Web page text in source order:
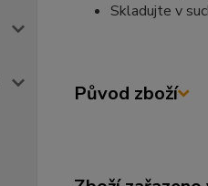
Skladujte v
Původ zboží